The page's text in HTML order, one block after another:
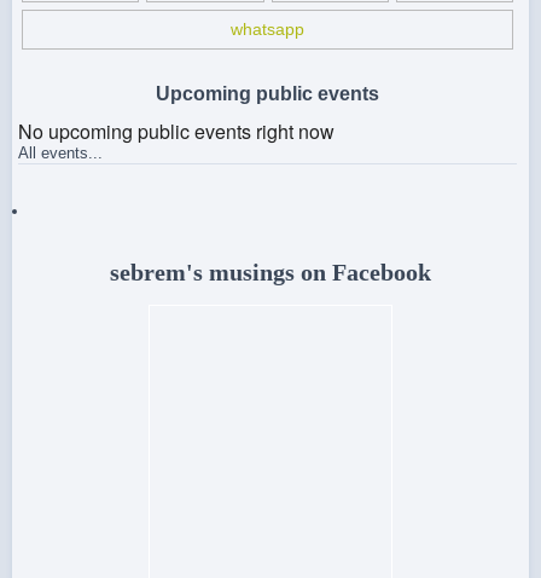
whatsapp
Upcoming public events
No upcoming public events right now
All events...
sebrem's musings on Facebook